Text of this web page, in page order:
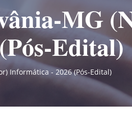
MG
Edital)
Informática - 2026 (Pós-Edital)